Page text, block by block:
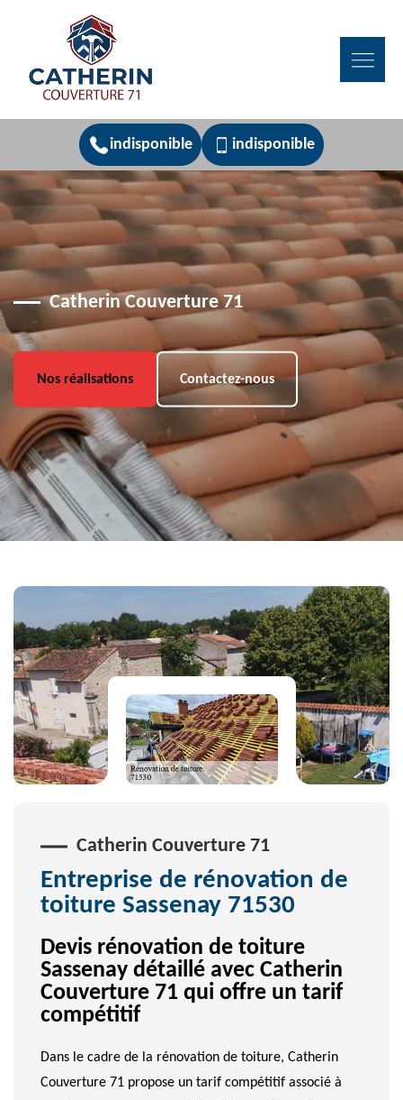
indisponible indisponible
Catherin Couverture 71
Nos réalisations Contactez-nous
Catherin Couverture 71
Entreprise de rénovation de
toiture Sassenay 71530
Devis rénovation de toiture
Sassenay détaillé avec Catherin
Couverture 71 qui offre un tarif
compétitif
Dans le cadre de la rénovation de toiture, Catherin
Couverture 71 propose un tarif compétitif associé à